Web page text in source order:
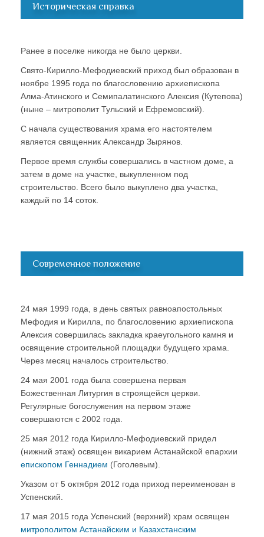
Историческая справка
Ранее в поселке никогда не было церкви.
Свято-Кирилло-Мефодиевский приход был образован в
ноябре 1995 года по благословению архиепископа
Алма-Атинского и Семипалатинского Алексия (Кутепова)
(ныне – митрополит Тульский и Ефремовский).
С начала существования храма его настоятелем
является священник Александр Зырянов.
Первое время службы совершались в частном доме, а
затем в доме на участке, выкупленном под
строительство. Всего было выкуплено два участка,
каждый по 14 соток.
Современное положение
24 мая 1999 года, в день святых равноапостольных
Мефодия и Кирилла, по благословению архиепископа
Алексия совершилась закладка краеугольного камня и
освящение строительной площадки будущего храма.
Через месяц началось строительство.
24 мая 2001 года была совершена первая
Божественная Литургия в строящейся церкви.
Регулярные богослужения на первом этаже
совершаются с 2002 года.
25 мая 2012 года Кирилло-Мефодиевский придел
(нижний этаж) освящен викарием Астанайской епархии
епископом Геннадием (Гоголевым).
Указом от 5 октября 2012 года приход переименован в
Успенский.
17 мая 2015 года Успенский (верхний) храм освящен
митрополитом Астанайским и Казахстанским